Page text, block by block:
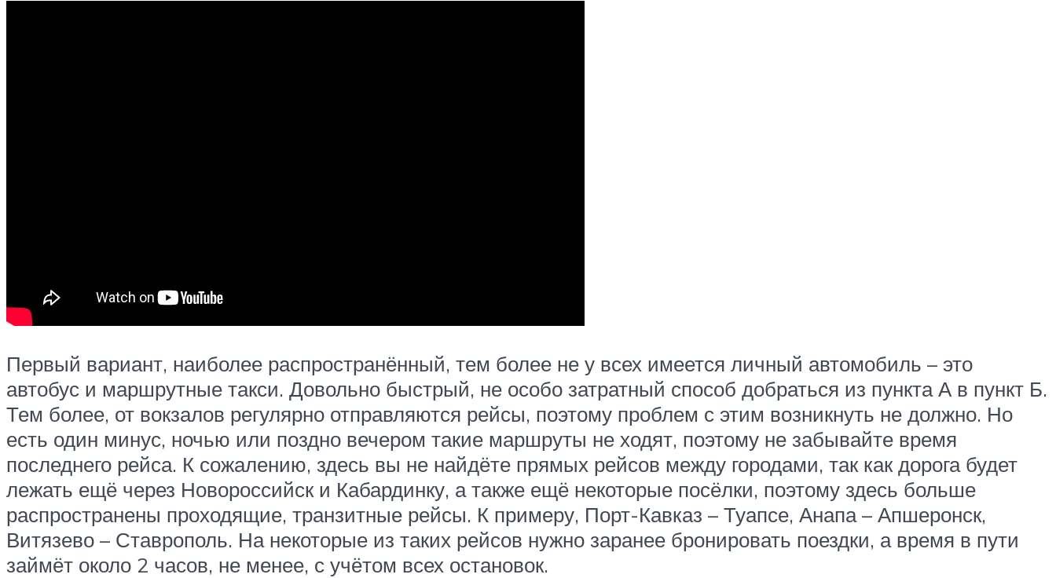
Первый вариант, наиболее распространённый, тем более не у всех имеется личный автомобиль – это
автобус и маршрутные такси. Довольно быстрый, не особо затратный способ добраться из пункта А в пункт Б.
Тем более, от вокзалов регулярно отправляются рейсы, поэтому проблем с этим возникнуть не должно. Но
есть один минус, ночью или поздно вечером такие маршруты не ходят, поэтому не забывайте время
последнего рейса. К сожалению, здесь вы не найдёте прямых рейсов между городами, так как дорога будет
лежать ещё через Новороссийск и Кабардинку, а также ещё некоторые посёлки, поэтому здесь больше
распространены проходящие, транзитные рейсы. К примеру, Порт-Кавказ – Туапсе, Анапа – Апшеронск,
Витязево – Ставрополь. На некоторые из таких рейсов нужно заранее бронировать поездки, а время в пути
займёт около 2 часов, не менее, с учётом всех остановок.